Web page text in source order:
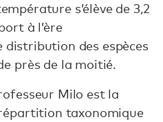
s’élève de 3,2
à l’ère
distribution des espèces
près de la moitié.
Milo est la
taxonomique